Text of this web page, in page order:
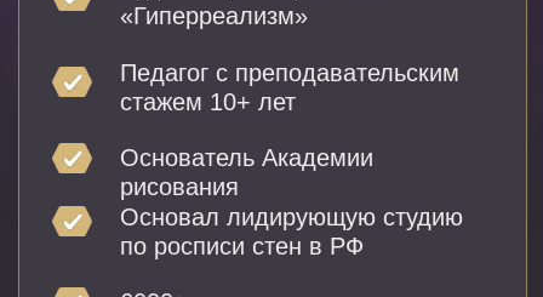
ОПЫТНОМУ ХУДОЖНИКУ
НАХОДИТЬ КЛИЕНТОВ